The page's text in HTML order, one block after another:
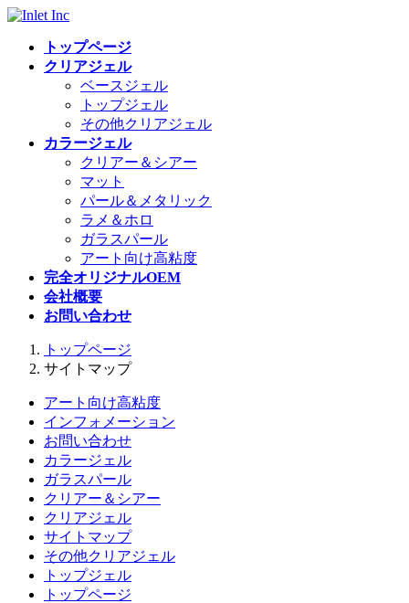
コ
ナ
トップページ
クリアジェル
ベースジェル
トップジェル
その他クリアジェル
カラージェル
クリアー＆シアー
マット
パール＆メタリック
ラメ＆ホロ
ガラスパール
アート向け高粘度
完全オリジナルOEM
会社概要
お問い合わせ
トップページ
サイトマップ
アート向け高粘度
インフォメーション
お問い合わせ
カラージェル
ガラスパール
クリアー＆シアー
クリアジェル
サイトマップ
その他クリアジェル
トップジェル
トップページ